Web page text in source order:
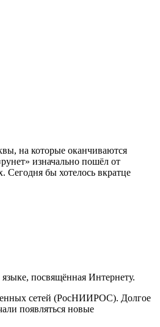
на которые оканчиваются
изначально пошёл от
Сегодня бы хотелось вкратце
посвящённая Интернету.
сетей (РосНИИРОС). Долгое
появляться новые